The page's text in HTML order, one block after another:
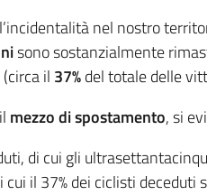
nel nostro
sono sostanzialmente
il 37%del totale delle
mezzo di spostamento, si
di cui gli
cui il 37% dei ciclisti